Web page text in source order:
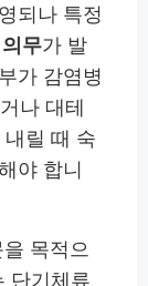
되나 특정
무가 발
가 감염병
나 대테
내릴 때 숙
야 합니
목적으
단기체류